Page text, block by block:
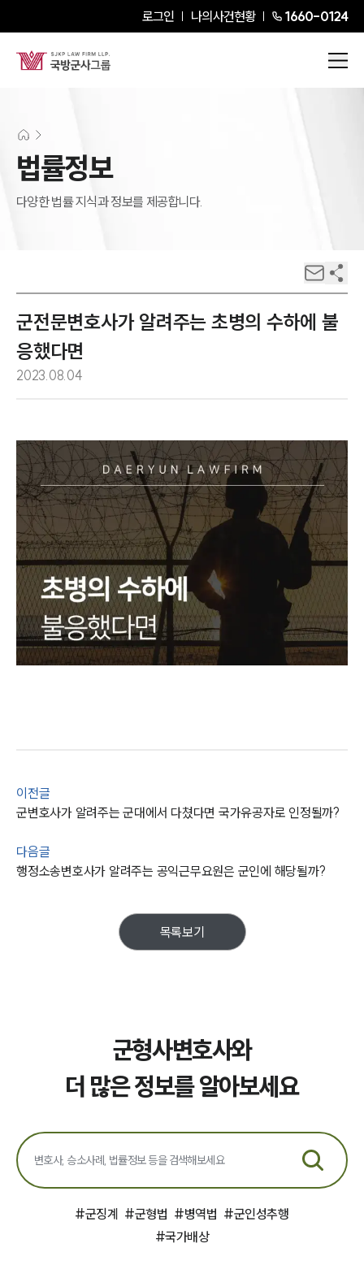
로그인 나의사건현황 1660-0124
법률정보
다양한 법률 지식과 정보를 제공합니다.
군전문변호사가 알려주는 초병의 수하에 불
응했다면
2023.08.04
이전글
군변호사가 알려주는 군대에서 다쳤다면 국가유공자로 인정될까?
다음글
행정소송변호사가 알려주는 공익근무요원은 군인에 해당될까?
목록보기
군형사변호사와
더 많은 정보를 알아보세요
#군징계 #군형법 #병역법 #군인성추행
#국가배상